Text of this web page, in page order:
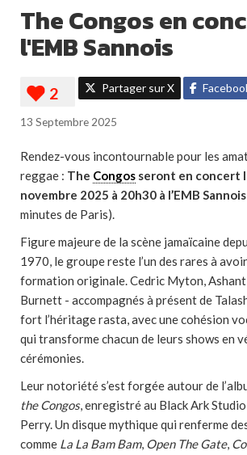
The Congos en
l'EMB Sannois
Partager sur X
13 Septembre 2025
Rendez-vous incontournable pour les
reggae : The Congos seront en concert
novembre 2025 à 20h30 à l’EMB Sannois
minutes de Paris).
Figure majeure de la scène jamaïcaine
1970, le groupe reste l’un des rares à
formation originale. Cedric Myton,
Burnett - accompagnés à présent de
fort l’héritage rasta, avec une cohésion
qui transforme chacun de leurs shows en
cérémonies.
Leur notoriété s’est forgée autour de
the Congos, enregistré au Black Ark
Perry. Un disque mythique qui renferme
comme La La Bam Bam, Open The Gate,